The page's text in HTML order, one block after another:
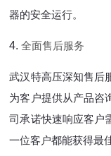
器的安全运行。
4.全面售后服务
武汉特高压深知售后
为客户提供从产品咨
司承诺快速响应客户
一位客户都能获得最